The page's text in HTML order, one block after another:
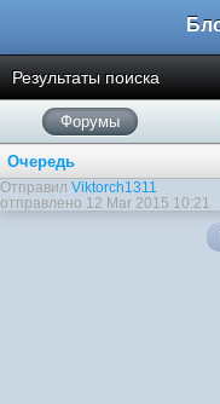
Результаты поиска
Форумы
Очередь
Отправил Viktorch1311
отправлено 12 Mar 2015 10:21